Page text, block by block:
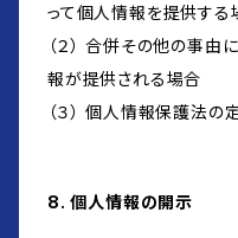
って個人情報を提供する
（２） 合併その他の事
報が提供される場合
（３） 個人情報保護法
8. 個人情報の開示